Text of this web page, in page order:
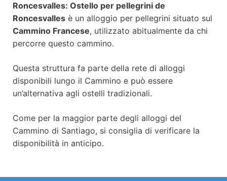
Roncesvalles: Ostello per pellegrini de
Roncesvalles è un alloggio per pellegrini situato sul
Cammino Francese, utilizzato abitualmente da chi
percorre questo cammino.
Questa struttura fa parte della rete di alloggi
disponibili lungo il Cammino e può essere
un’alternativa agli ostelli tradizionali.
Come per la maggior parte degli alloggi del
Cammino di Santiago, si consiglia di verificare la
disponibilità in anticipo.